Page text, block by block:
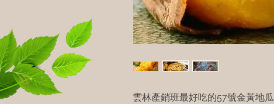
雲林產銷班最好吃的57號金黃地瓜